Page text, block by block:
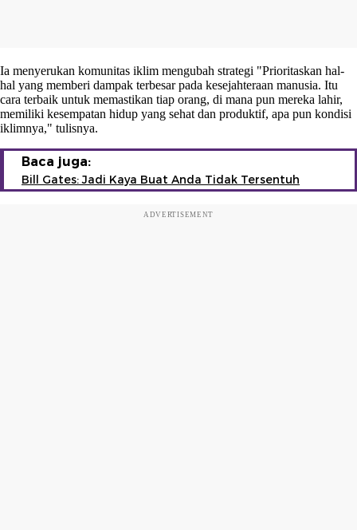
Ia menyerukan komunitas iklim mengubah strategi "Prioritaskan hal-
hal yang memberi dampak terbesar pada kesejahteraan manusia. Itu
cara terbaik untuk memastikan tiap orang, di mana pun mereka lahir,
memiliki kesempatan hidup yang sehat dan produktif, apa pun kondisi
iklimnya," tulisnya.
Baca juga:
Bill Gates: Jadi Kaya Buat Anda Tidak Tersentuh
ADVERTISEMENT